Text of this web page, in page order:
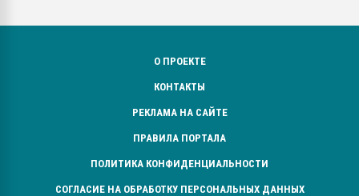
О ПРОЕКТЕ
КОНТАКТЫ
РЕКЛАМА НА САЙТЕ
ПРАВИЛА ПОРТАЛА
ПОЛИТИКА КОНФИДЕНЦИАЛЬНОСТИ
СОГЛАСИЕ НА ОБРАБОТКУ ПЕРСОНАЛЬНЫХ ДАННЫХ